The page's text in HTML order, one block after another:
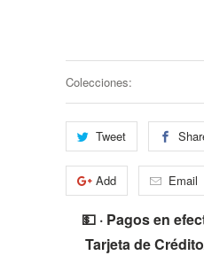
Colecciones:
Tweet
Add Email
💵 · Pagos en
Tarjeta de